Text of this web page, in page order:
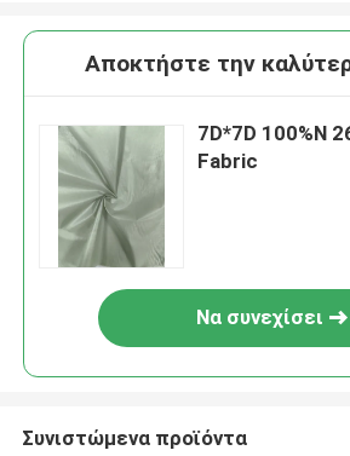
Αποκτήστε την
7D*7D 100%N 26±3GSM Nylon
Fabric
Να συνεχίσει
Συνιστώμενα προϊόντα